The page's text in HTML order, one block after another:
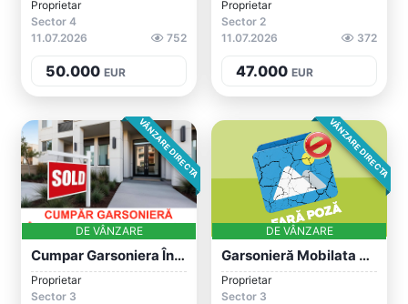
Proprietar
Sector 4
11.07.2026
752
50.000 EUR
Proprietar
Sector 2
11.07.2026
372
47.000 EUR
VÂNZARE DIRECTA
DE VÂNZARE
Cumpar Garsoniera În Sectorul 3 Bucureșt...
Proprietar
Sector 3
VÂNZARE DIRECTA
DE VÂNZARE
Garsonieră Mobilata Lux Mall Park Lake S...
Proprietar
Sector 3